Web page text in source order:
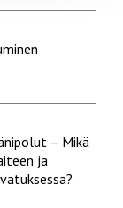
– Mikä
ja